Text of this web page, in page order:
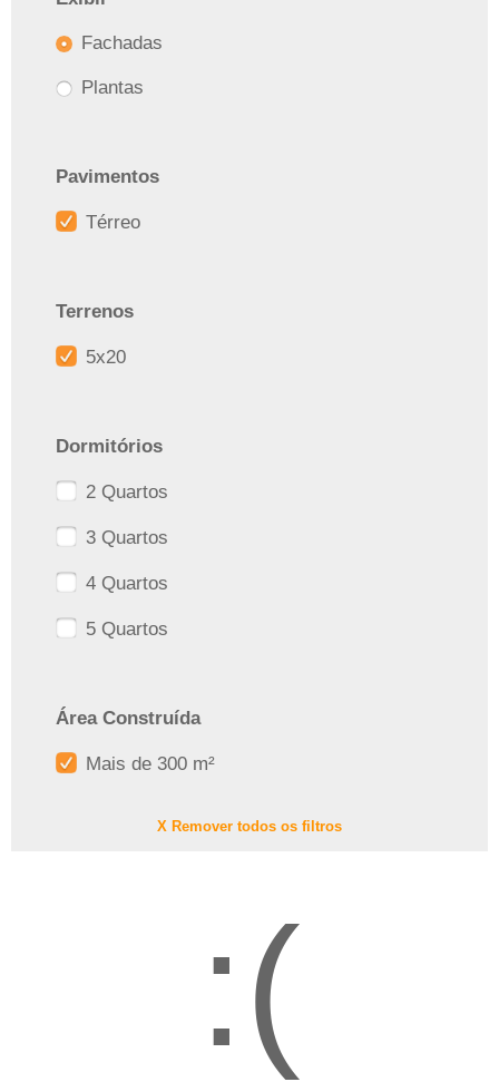
Fachadas
Plantas
Pavimentos
Térreo
Terrenos
5x20
Dormitórios
2 Quartos
3 Quartos
4 Quartos
5 Quartos
Área Construída
Mais de 300 m²
X Remover todos os filtros
:(